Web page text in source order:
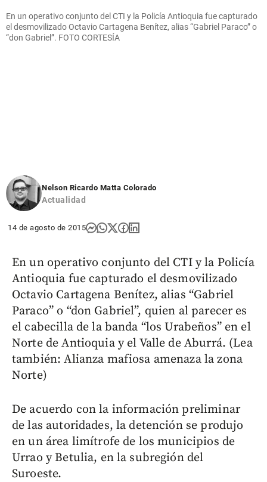
En un operativo conjunto del CTI y la Policía Antioquia fue capturado
el desmovilizado Octavio Cartagena Benítez, alias “Gabriel Paraco” o
“don Gabriel”. FOTO CORTESÍA
Nelson Ricardo Matta Colorado
Actualidad
14 de agosto de 2015
En un operativo conjunto del CTI y la Policía
Antioquia fue capturado el desmovilizado
Octavio Cartagena Benítez, alias “Gabriel
Paraco” o “don Gabriel”, quien al parecer es
el cabecilla de la banda “los Urabeños” en el
Norte de Antioquia y el Valle de Aburrá. (Lea
también: Alianza mafiosa amenaza la zona
Norte)
De acuerdo con la información preliminar
de las autoridades, la detención se produjo
en un área limítrofe de los municipios de
Urrao y Betulia, en la subregión del
Suroeste.